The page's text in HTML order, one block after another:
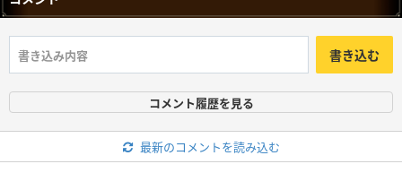
書き込む
コメント履歴を見る
最新のコメントを読み込む